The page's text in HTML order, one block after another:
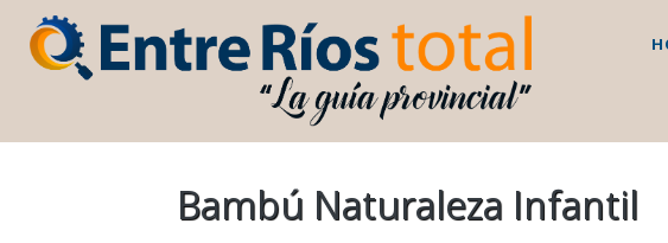
Bambú Naturaleza Infantil